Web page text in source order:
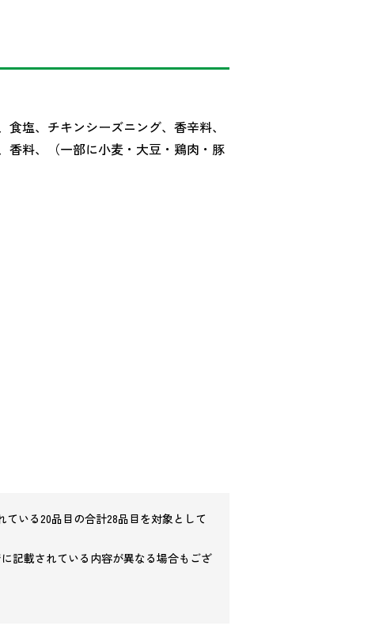
塩、チキンシーズニング、香辛料、
香料、（一部に小麦・大豆・鶏肉・豚
いる20品目の合計28品目を対象として
記載されている内容が異なる場合もござ